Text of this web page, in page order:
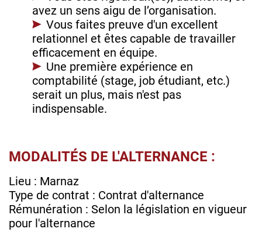
avez un sens aigu de l’organisation.
Vous faites preuve d'un excellent
relationnel et êtes capable de travailler
efficacement en équipe.
Une première expérience en
comptabilité (stage, job étudiant, etc.)
serait un plus, mais n'est pas
indispensable.
MODALITÉS DE L'ALTERNANCE :
Lieu : Marnaz
Type de contrat : Contrat d'alternance
Rémunération : Selon la législation en vigueur
pour l'alternance